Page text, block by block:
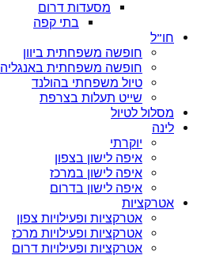
מסעדות דרום
בתי קפה
חו”ל
חופשה משפחתית ביוון
חופשה משפחתית באנגליה
טיול משפחתי בהולנד
שייט תעלות בצרפת
מסלול לטיול
לינה
יוקרתי
איפה לישון בצפון
איפה לישון במרכז
איפה לישון בדרום
אטרקציות
אטרקציות ופעילויות צפון
אטרקציות ופעילויות מרכז
אטרקציות ופעילויות דרום